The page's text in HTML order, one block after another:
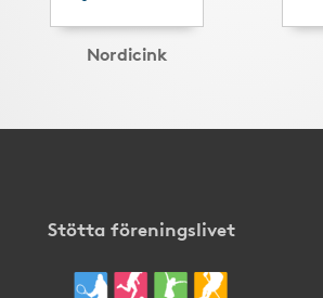
Nordicink
Stötta föreningslivet